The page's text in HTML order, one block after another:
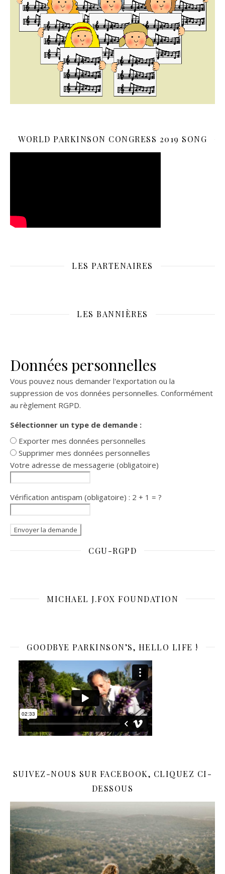
WORLD PARKINSON CONGRESS 2019 SONG
LES PARTENAIRES
LES BANNIÈRES
Données personnelles
Vous pouvez nous demander l'exportation ou la
suppression de vos données personnelles. Conformément
au règlement RGPD.
Sélectionner un type de demande :
Exporter mes données personnelles
Supprimer mes données personnelles
Votre adresse de messagerie (obligatoire)
Vérification antispam (obligatoire) : 2 + 1 = ?
CGU-RGPD
MICHAEL J.FOX FOUNDATION
GOODBYE PARKINSON’S, HELLO LIFE !
SUIVEZ-NOUS SUR FACEBOOK, CLIQUEZ CI-
DESSOUS